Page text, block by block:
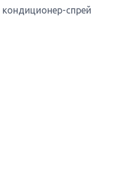
кондиционер-спрей